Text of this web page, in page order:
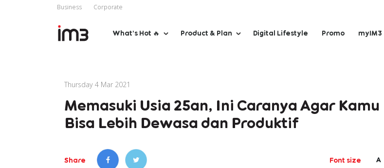
Business Corporate
What’s Hot 🔥 Product & Plan Digital Lifestyle Promo myIM3
Thursday 4 Mar 2021
Memasuki Usia 25an, Ini Caranya Agar Kamu
Bisa Lebih Dewasa dan Produktif
Share Font size A